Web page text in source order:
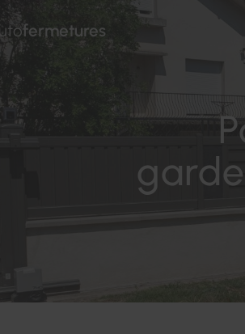
fermetures